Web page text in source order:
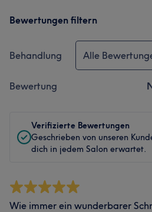
Bewertungen filtern
Behandlung Alle
Bewertung
Verifizierte Bewertungen
Geschrieben von unseren
dich in jedem Salon erwartet.
Wie immer ein wunderbarer